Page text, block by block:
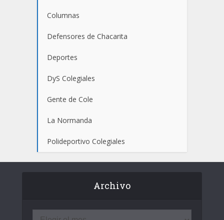
Columnas
Defensores de Chacarita
Deportes
DyS Colegiales
Gente de Cole
La Normanda
Polideportivo Colegiales
Archivo